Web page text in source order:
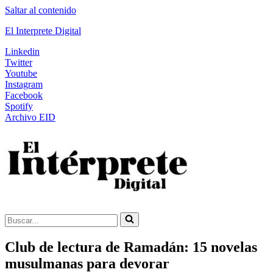
Saltar al contenido
El Interprete Digital
Linkedin
Twitter
Youtube
Instagram
Facebook
Spotify
Archivo EID
Buscar...
Club de lectura de Ramadán: 15 novelas
musulmanas para devorar